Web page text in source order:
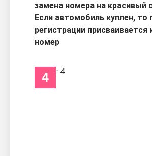
замена номера на красивый
Если автомобиль куплен, то
регистрации присваивается
номер
4